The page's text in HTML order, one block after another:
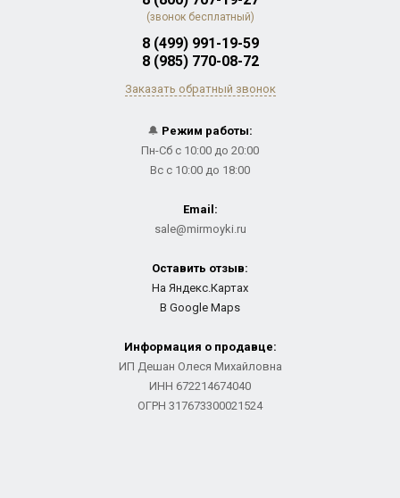
(звонок бесплатный)
8 (499) 991-19-59
8 (985) 770-08-72
Заказать обратный звонок
🔔 Режим работы:
Пн-Сб с 10:00 до 20:00
Вс с 10:00 до 18:00
Email:
sale@mirmoyki.ru
Оставить отзыв:
На Яндекс.Картах
В Google Maps
Информация о продавце:
ИП Дешан Олеся Михайловна
ИНН 672214674040
ОГРН 317673300021524